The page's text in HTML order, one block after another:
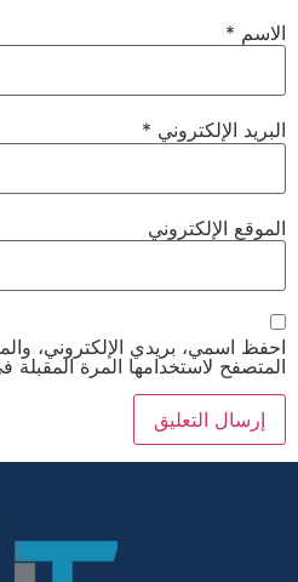
الاسم *
البريد الإلكتروني *
الموقع الإلكتروني
احفظ اسمي، بريدي الإلكتروني،
المتصفح لاستخدامها المرة المقبلة